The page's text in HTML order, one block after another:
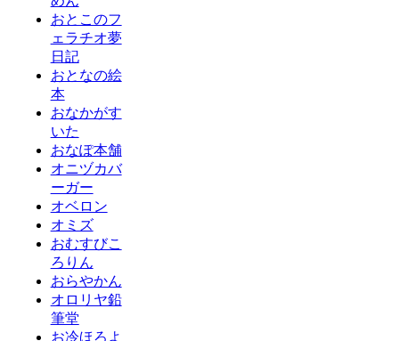
おとこのフ
ェラチオ夢
日記
おとなの絵
本
おなかがす
いた
おなぽ本舗
オニヅカバ
ーガー
オベロン
オミズ
おむすびこ
ろりん
おらやかん
オロリヤ鉛
筆堂
お冷ほろよ